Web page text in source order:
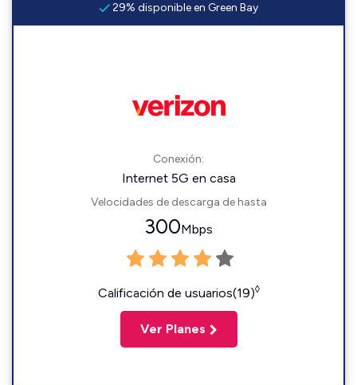
29% disponible en Green Bay
Conexión:
Internet 5G en casa
Velocidades de descarga de hasta
300Mbps
Calificación de usuarios(19)◊
Ver Planes